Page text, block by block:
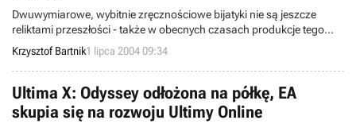
Dwuwymiarowe, wybitnie zręcznościowe bijatyki nie są jeszcze
reliktami przeszłości - także w obecnych czasach produkcje tego
typu potrafią przyciągnąć do siebie sporą grupę zainteresowanych
graczy. Przykładem może być tutaj pełna wersja Guilty Gear XX (Sony
PlayStation 2), która m.in. w Japonii odniosła niebywały sukces. Tak
niebywały, że firmy odpowiedzialne za developing powyższego
programu zdecydowały się na opracowanie PeCetowej konwersji.
Krzysztof Bartnik1 lipca 2004 09:34
Ultima X: Odyssey odłożona na półkę, EA
skupia się na rozwoju Ultimy Online